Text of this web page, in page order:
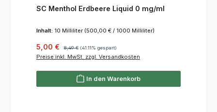
SC Menthol Erdbeere Liquid 0 mg/ml
Inhalt: 10 Milliliter (500,00 € / 1000 Milliliter)
Verkaufspreis:
5,00 € 8,49 € (41.11% gespart)
Preise inkl. MwSt. zzgl. Versandkosten
In den Warenkorb